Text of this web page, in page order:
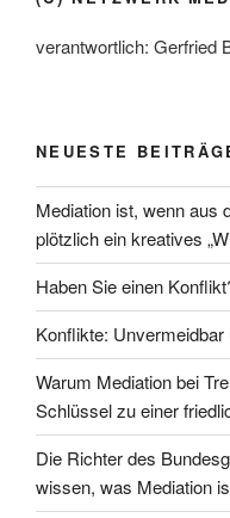
verantwortlich: Gerfried
NEUESTE
Mediation ist, wenn aus
plötzlich ein kreatives
Haben Sie einen
Konflikte:
Warum Mediation bei
Schlüssel zu einer
Die Richter des
wissen, was Mediation